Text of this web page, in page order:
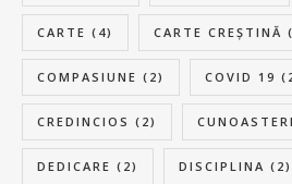
CARTE (4) CARTE CREȘTINĂ
COMPASIUNE (2) COVID 19
CREDINCIOS (2)
DEDICARE (2) DISCIPLINA (2)